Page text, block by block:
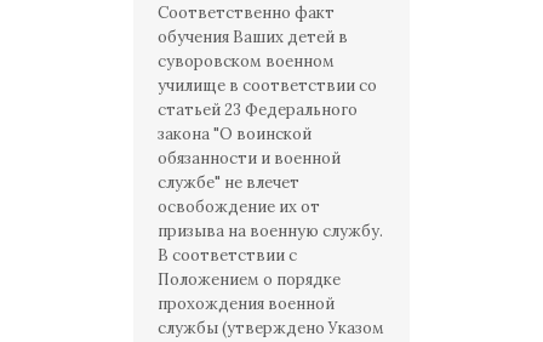
Соответственно факт
обучения Ваших детей в
суворовском военном
училище в соответствии со
статьей 23 Федерального
закона "О воинской
обязанности и военной
службе" не влечет
освобождение их от
призыва на военную службу.
В соответствии с
Положением о порядке
прохождения военной
службы (утверждено Указом